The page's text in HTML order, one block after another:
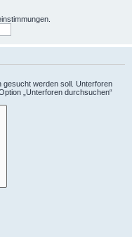
gesucht werden soll. Unterforen
„Unterforen durchsuchen“